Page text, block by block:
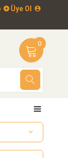
Üye Ol
0